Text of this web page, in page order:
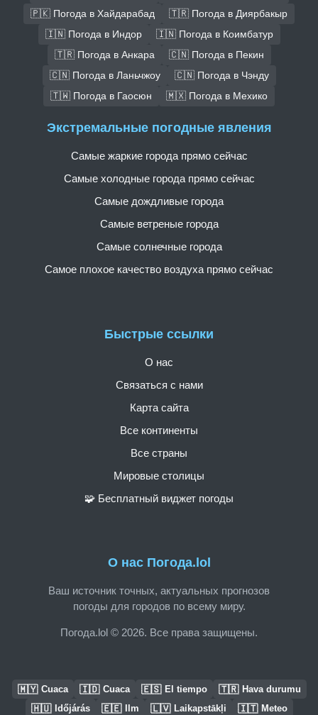
🇵🇰 Погода в Хайдарабад
🇹🇷 Погода в Диярбакыр
🇮🇳 Погода в Индор
🇮🇳 Погода в Коимбатур
🇹🇷 Погода в Анкара
🇨🇳 Погода в Пекин
🇨🇳 Погода в Ланьчжоу
🇨🇳 Погода в Чэнду
🇹🇼 Погода в Гаосюн
🇲🇽 Погода в Мехико
О нас Погода.lol
Ваш источник точных, актуальных прогнозов
погоды для городов по всему миру.
Погода.lol © 2026. Все права защищены.
Быстрые ссылки
О нас
Связаться с нами
Карта сайта
Все континенты
Все страны
Мировые столицы
🧩 Бесплатный виджет погоды
Экстремальные погодные явления
Самые жаркие города прямо сейчас
Самые холодные города прямо сейчас
Самые дождливые города
Самые ветреные города
Самые солнечные города
Самое плохое качество воздуха прямо сейчас
🇲🇾 Cuaca 🇮🇩 Cuaca 🇪🇸 El tiempo 🇹🇷 Hava durumu
🇭🇺 Időjárás 🇪🇪 Ilm 🇱🇻 Laikapstākļi 🇮🇹 Meteo